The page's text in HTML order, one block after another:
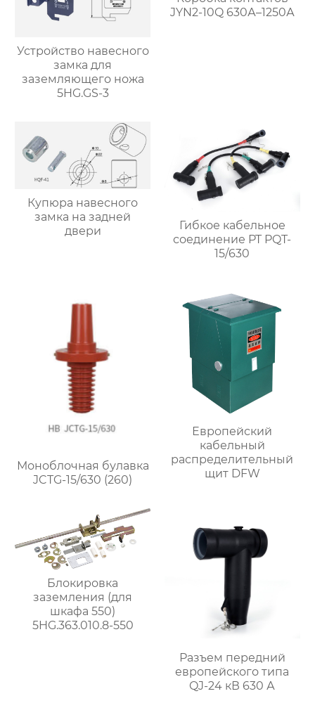
Устройство навесного
замка для
заземляющего ножа
5HG.GS-3
JYN2-10Q 630А–1250А
Купюра навесного
замка на задней
двери
Гибкое кабельное
соединение PT PQT-
15/630
Моноблочная булавка
JCTG-15/630 (260)
Европейский
кабельный
распределительный
щит DFW
Блокировка
заземления (для
шкафа 550)
5HG.363.010.8-550
Разъем передний
европейского типа
QJ-24 кВ 630 А